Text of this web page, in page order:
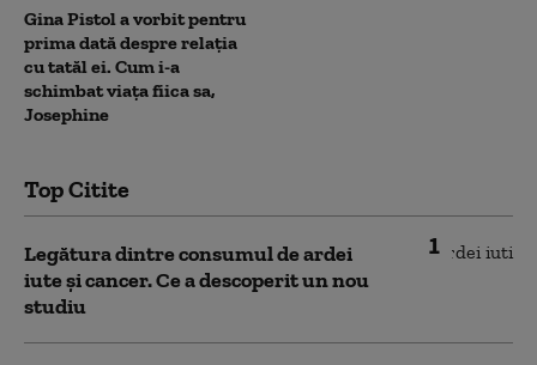
Gina Pistol a vorbit pentru
prima dată despre relația
cu tatăl ei. Cum i-a
schimbat viața fiica sa,
Josephine
Top Citite
1
Legătura dintre consumul de ardei
iute și cancer. Ce a descoperit un nou
studiu